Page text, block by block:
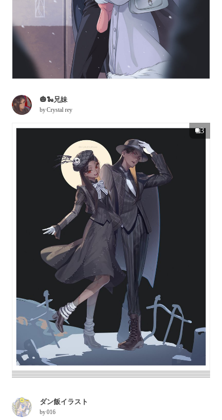
🎃🐍兄妹
byCrystal rey
3
ダン飯イラスト
by016